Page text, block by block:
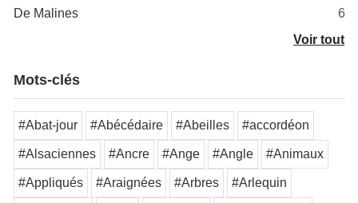
De Malines
6
Voir tout
Mots-clés
#Abat-jour #Abécédaire #Abeilles #accordéon
#Alsaciennes #Ancre #Ange #Angle #Animaux
#Appliqués #Araignées #Arbres #Arlequin